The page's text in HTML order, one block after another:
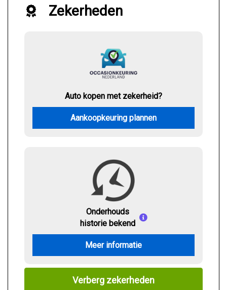
Zekerheden
Auto kopen met zekerheid?
Aankoopkeuring plannen
Onderhouds
historie bekend
Meer informatie
Verberg zekerheden